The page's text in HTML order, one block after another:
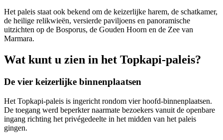
Het paleis staat ook bekend om de keizerlijke harem, de schatkamer,
de heilige relikwieën, versierde paviljoens en panoramische
uitzichten op de Bosporus, de Gouden Hoorn en de Zee van
Marmara.
Wat kunt u zien in het Topkapi-paleis?
De vier keizerlijke binnenplaatsen
Het Topkapi-paleis is ingericht rondom vier hoofd-binnenplaatsen.
De toegang werd beperkter naarmate bezoekers vanuit de openbare
ingang richting het privégedeelte in het midden van het paleis
gingen.